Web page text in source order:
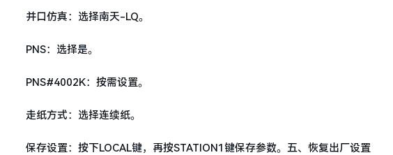
并口仿真：选择南天-LQ。
PNS：选择是。
PNS#4002K：按需设置。
走纸方式：选择连续纸。
保存设置：按下LOCAL键，再按STATION1键保存参数。五、恢复出厂设置